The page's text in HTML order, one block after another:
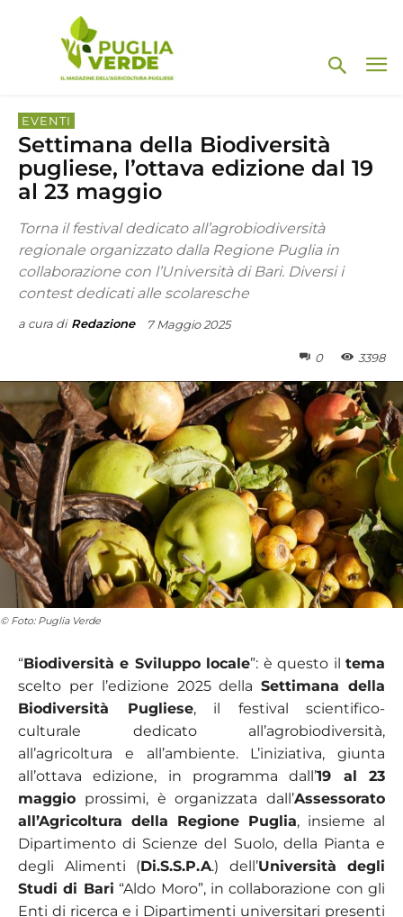
EVENTI
Settimana della Biodiversità
pugliese, l’ottava edizione dal 19
al 23 maggio
Torna il festival dedicato all’agrobiodiversità
regionale organizzato dalla Regione Puglia in
collaborazione con l’Università di Bari. Diversi i
contest dedicati alle scolaresche
a cura di Redazione 7 Maggio 2025
0 3398
© Foto: Puglia Verde
“Biodiversità e Sviluppo locale”: è questo iltema
scelto per l’edizione 2025 dellaSettimana della
Biodiversità Pugliese, il festival scientifico-
culturale dedicato all’agrobiodiversità,
all’agricoltura e all’ambiente. L’iniziativa, giunta
all’ottava edizione, in programma dall’19 al 23
maggio prossimi, è organizzata dall’Assessorato
all’Agricoltura della Regione Puglia, insieme al
Dipartimento di Scienze del Suolo, della Pianta e
degli Alimenti (Di.S.S.P.A.) dell’Università degli
Studi di Bari “Aldo Moro”, in collaborazione con gli
Enti di ricerca e i Dipartimenti universitari presenti